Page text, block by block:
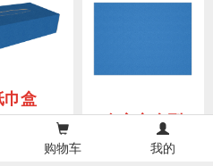
巾盒
自定义盒型
购物车 我的